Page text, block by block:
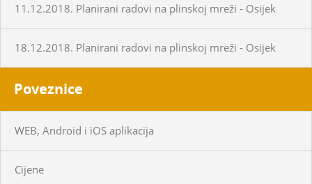
11.12.2018. Planirani radovi na plinskoj mreži - Osijek
18.12.2018. Planirani radovi na plinskoj mreži - Osijek
Poveznice
WEB, Android i iOS aplikacija
Cijene